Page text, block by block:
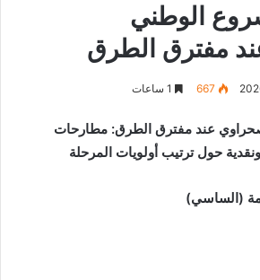
الوطني
مفترق الطرق
667
عند مفترق الطرق: مطارحات
ونقدية حول ترتيب أولويات المرحلة
(الساسي)